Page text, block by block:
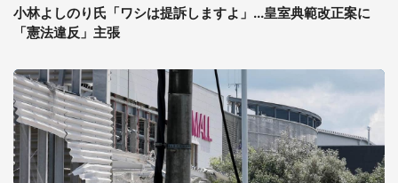
小林よしのり氏「ワシは提訴しますよ」...皇室典範改正案に
「憲法違反」主張